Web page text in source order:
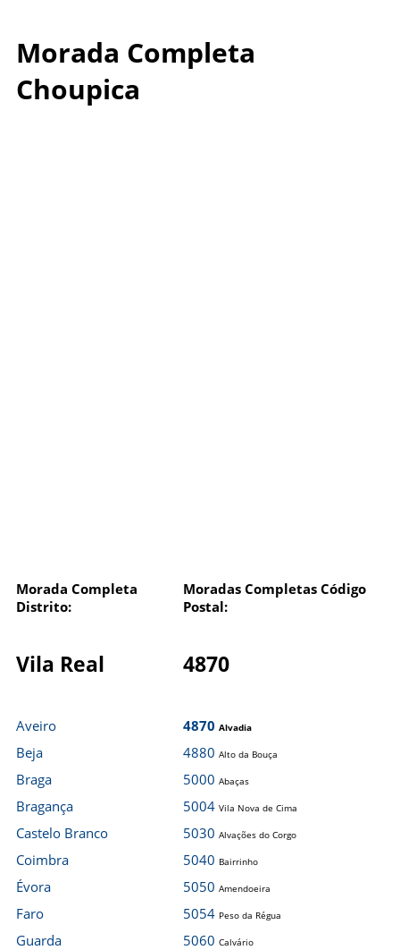
Morada Completa
Choupica
Morada Completa
Distrito:
Moradas Completas Código
Postal:
Vila Real 4870
Aveiro
Beja
Braga
Bragança
Castelo Branco
Coimbra
Évora
Faro
Guarda
4870 Alvadia
4880 Alto da Bouça
5000 Abaças
5004 Vila Nova de Cima
5030 Alvações do Corgo
5040 Bairrinho
5050 Amendoeira
5054 Peso da Régua
5060 Calvário